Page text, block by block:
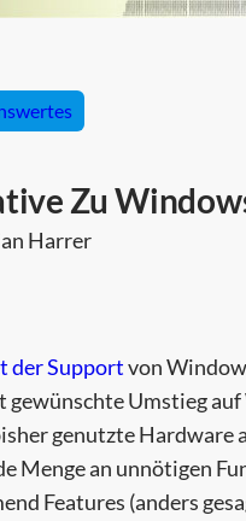
Zu
Harrer
der Supportvon
gewünschte Umstieg
genutzte
Menge an unnötigen
Features (anders